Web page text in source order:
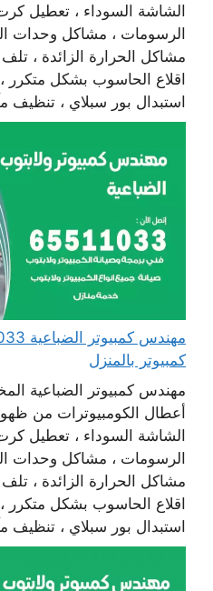
الشاشة السوداء ، تعطيل
الرسومات ، مشاكل وحدات
مشاكل الحرارة الزائدة ،
اقلاع الحاسوب بشكل متكرر
استبدال بور سبلاي ، تنظيف
كمبيوتر بالمنزل
مهندس كمبيوتر الضباعية
أعطال الكومبيوترات من
الشاشة السوداء ، تعطيل
الرسومات ، مشاكل وحدات
مشاكل الحرارة الزائدة ،
اقلاع الحاسوب بشكل متكرر
استبدال بور سبلاي ، تنظيف